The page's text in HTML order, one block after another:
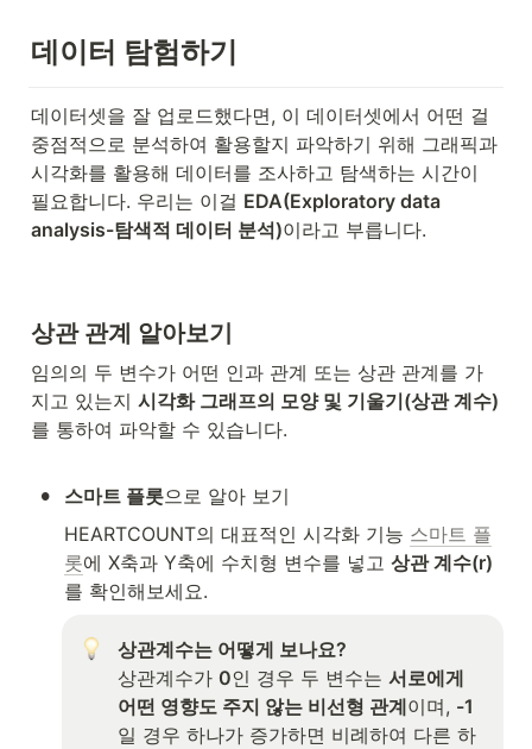
데이터 탐험하기
데이터셋을 잘 업로드했다면, 이 데이터셋에서 어떤 걸
중점적으로 분석하여 활용할지 파악하기 위해 그래픽과
시각화를 활용해 데이터를 조사하고 탐색하는 시간이
필요합니다. 우리는 이걸 EDA(Exploratory data
analysis-탐색적 데이터 분석)이라고 부릅니다.
상관 관계 알아보기
임의의 두 변수가 어떤 인과 관계 또는 상관 관계를 가
지고 있는지 시각화 그래프의 모양 및 기울기(상관 계수)
를 통하여 파악할 수 있습니다.
• 스마트 플롯으로 알아 보기
HEARTCOUNT의 대표적인 시각화 기능 스마트 플
롯에 X축과 Y축에 수치형 변수를 넣고 상관 계수(r)
를 확인해보세요.
상관계수는 어떻게 보나요?
상관계수가 0인 경우 두 변수는 서로에게
어떤 영향도 주지 않는 비선형 관계이며, -1
일 경우 하나가 증가하면 비례하여 다른 하